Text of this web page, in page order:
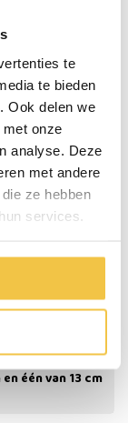
te
te bieden
Ook delen we
onze
analyse. Deze
met andere
ze hebben
services.
één van 13 cm
Kunststof
cm (instelbaar)
op de 16 x 16
kg per verhoger
één van 13 cm